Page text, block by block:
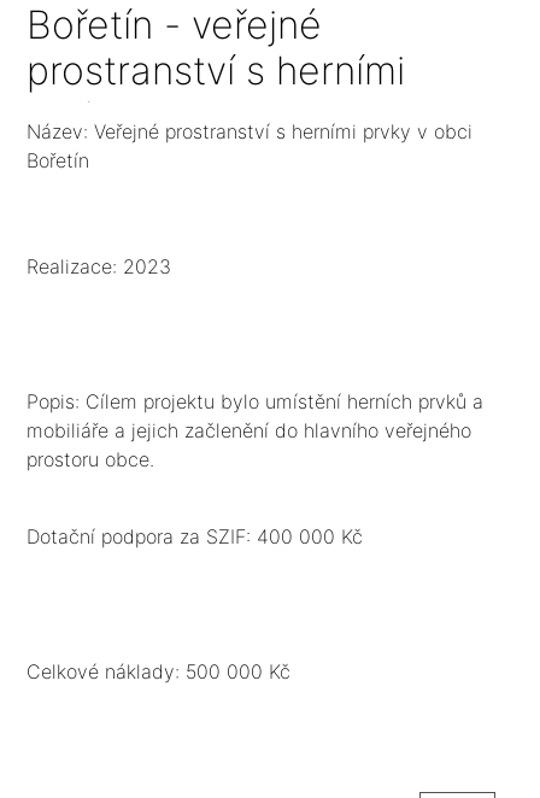
Bořetín - veřejné
prostranství s herními
prvky
Název: Veřejné prostranství s herními prvky v obci
Bořetín
Realizace: 2023
Popis: Cílem projektu bylo umístění herních prvků a
mobiliáře a jejich začlenění do hlavního veřejného
prostoru obce.
Dotační podpora za SZIF: 400 000 Kč
Celkové náklady: 500 000 Kč